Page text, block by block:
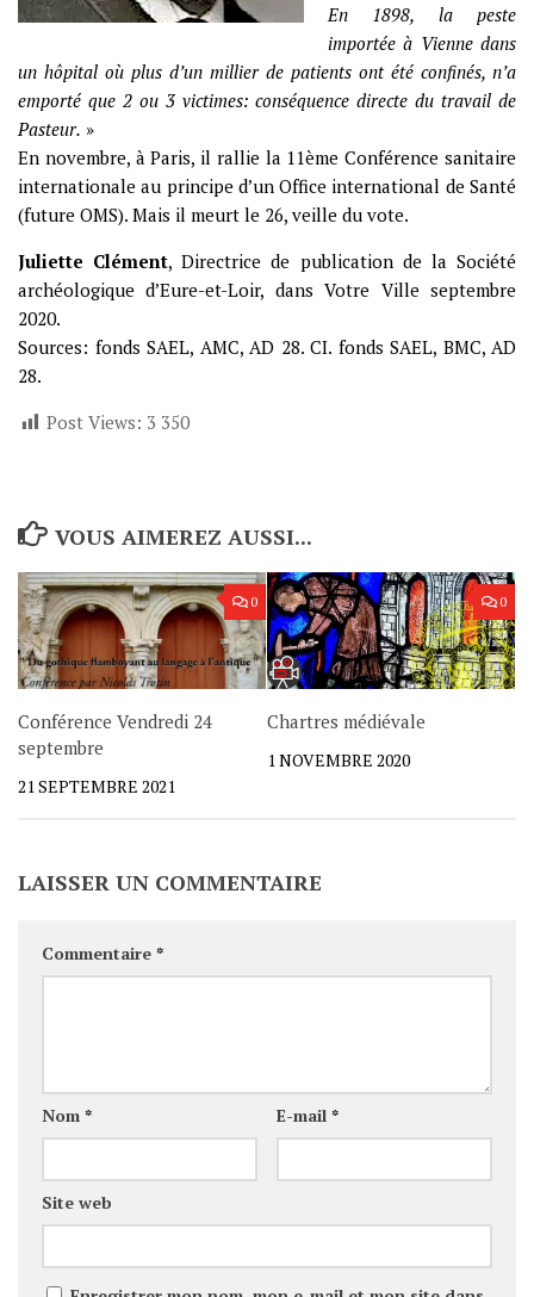
En 1898, la peste
importée à Vienne dans
un hôpital où plus d’un millier de patients ont été confinés, n’a
emporté que 2 ou 3 victimes: conséquence directe du travail de
Pasteur. »
En novembre, à Paris, il rallie la 11ème Conférence sanitaire
internationale au principe d’un Office international de Santé
(future OMS). Mais il meurt le 26, veille du vote.
Juliette Clément, Directrice de publication de la Société
archéologique d’Eure-et-Loir, dans Votre Ville septembre
2020.
Sources: fonds SAEL, AMC, AD 28. CI. fonds SAEL, BMC, AD
28.
Post Views: 3 350
VOUS AIMEREZ AUSSI...
0
Conférence Vendredi 24
septembre
21 SEPTEMBRE 2021
0
Chartres médiévale
1 NOVEMBRE 2020
LAISSER UN COMMENTAIRE
Commentaire *
Nom * E-mail *
Site web